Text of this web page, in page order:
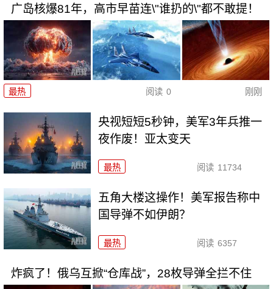
广岛核爆81年，高市早苗连\"谁扔的\"都不敢提！
最热 阅读 0 刚刚
央视短短5秒钟，美军3年兵推一
夜作废！亚太变天
最热 阅读 11734
五角大楼这操作！美军报告称中
国导弹不如伊朗？
最热 阅读 6357
炸疯了！俄乌互掀“仓库战”，28枚导弹全拦不住